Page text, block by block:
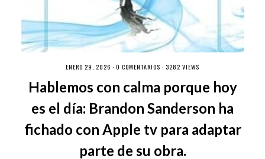
ENERO 29, 2026 · 0 COMENTARIOS · 3282 VIEWS
Hablemos con calma porque hoy
es el día: Brandon Sanderson ha
fichado con Apple tv para adaptar
parte de su obra.